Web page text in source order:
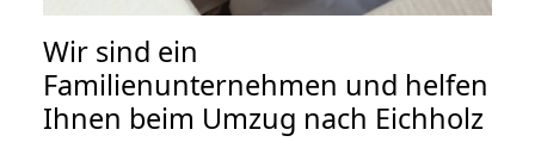
Wir sind ein
Familienunternehmen und helfen
Ihnen beim Umzug nach Eichholz